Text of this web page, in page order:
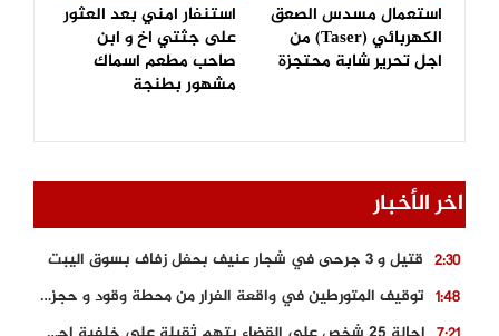
استعمال مسدس الصعق
الكهربائي (Taser) من
اجل تحرير شابة محتجزة
استنفار امني بعد العثور
على جثتي اخ و ابن
صاحب مطعم اسماك
مشهور بطنجة
اخر الأخبار
2:30 قتيل و 3 جرحى في شجار عنيف بحفل زفاف بسوق اليبت
1:48
توقيف المتورطين في واقعة الفرار من محطة وقود و حجز السيارة